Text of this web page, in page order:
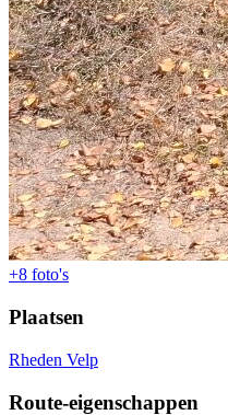
+8 foto's
Plaatsen
Rheden Velp
Route-eigenschappen